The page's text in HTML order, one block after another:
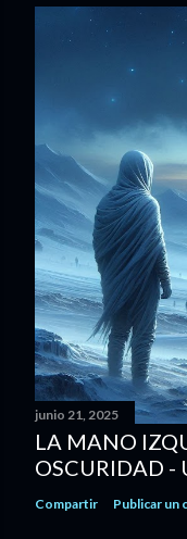
junio 21, 2025
LA MANO
OSCURIDAD -
Compartir Publicar un